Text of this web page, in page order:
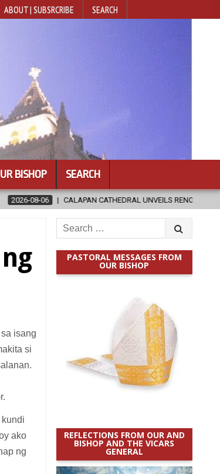
ABOUT | SUBSRCRIBE SEARCH
BISHOP SEARCH
CALAPAN CATHEDRAL UNVEILS RENOVATED SANCTUARY
isang
si
ako
ng
Search
for:
PASTORAL MESSAGES FROM
OUR BISHOP
REFLECTIONS FROM OUR AND
BISHOP AND THE VICARS
GENERAL